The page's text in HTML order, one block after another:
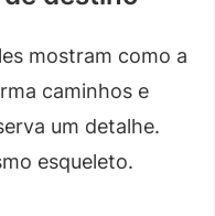
mostram como a
caminhos e
um detalhe.
esqueleto.